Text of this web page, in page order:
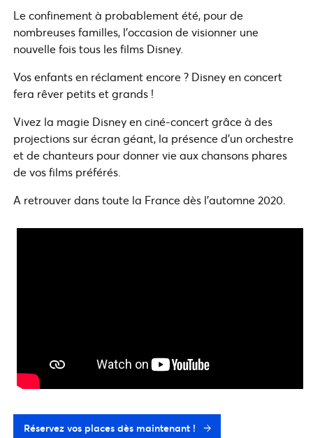
Le confinement à probablement été, pour de
nombreuses familles, l’occasion de visionner une
nouvelle fois tous les films Disney.
Vos enfants en réclament encore ? Disney en concert
fera rêver petits et grands !
Vivez la magie Disney en ciné-concert grâce à des
projections sur écran géant, la présence d’un orchestre
et de chanteurs pour donner vie aux chansons phares
de vos films préférés.
A retrouver dans toute la France dès l’automne 2020.
Réservez vos places dès maintenant !